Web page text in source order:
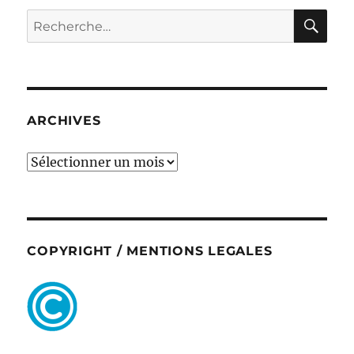
Recherche
pour :
ARCHIVES
ARCHIVES
COPYRIGHT / MENTIONS LEGALES